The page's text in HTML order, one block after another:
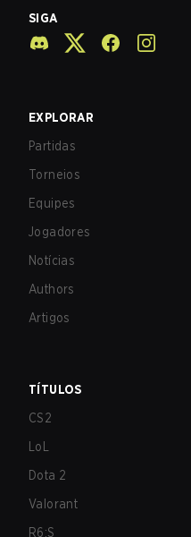
SIGA
EXPLORAR
Partidas
Torneios
Equipes
Jogadores
Notícias
Authors
Artigos
TÍTULOS
CS2
LoL
Dota 2
Valorant
R6:S